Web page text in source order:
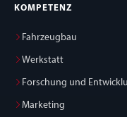
KOMPETENZ
Fahrzeugbau
Werkstatt
Forschung und
Marketing